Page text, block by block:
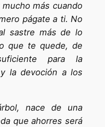
más cuando
págate a ti. No
sastre más de lo
que te quede, de
para la
la devoción a los
nace de una
que ahorres será